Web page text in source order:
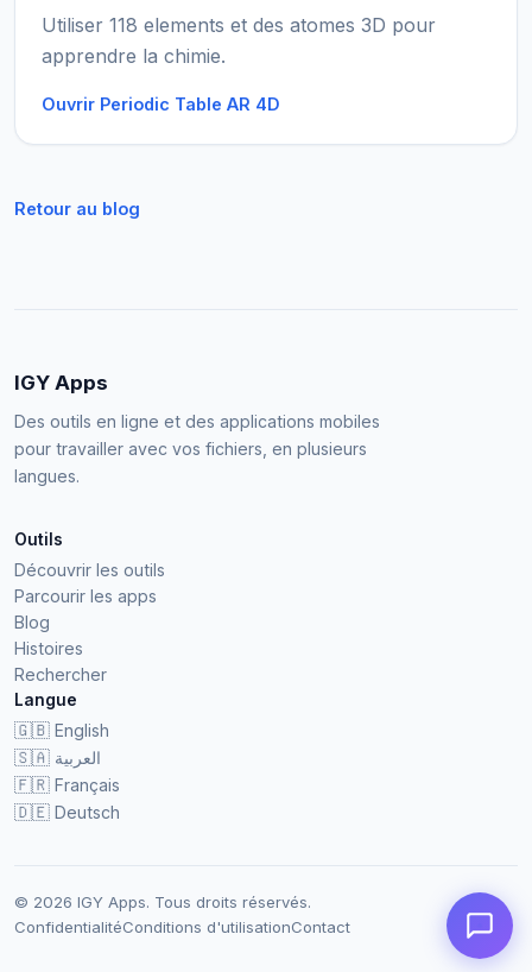
Utiliser 118 elements et des atomes 3D pour
apprendre la chimie.
Ouvrir Periodic Table AR 4D
Retour au blog
IGY Apps
Des outils en ligne et des applications mobiles
pour travailler avec vos fichiers, en plusieurs
langues.
Outils
Découvrir les outils
Parcourir les apps
Blog
Histoires
Rechercher
Langue
🇬🇧 English
🇸🇦 العربية
🇫🇷 Français
🇩🇪 Deutsch
© 2026 IGY Apps. Tous droits réservés.
ConfidentialitéConditions d'utilisationContact